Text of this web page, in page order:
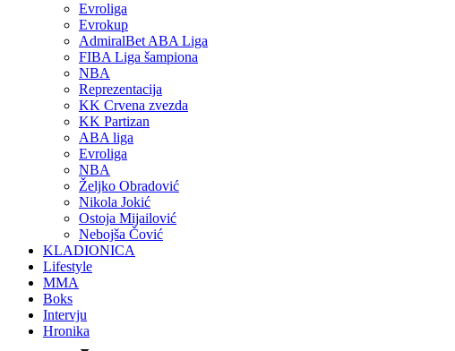
Evroliga
Evrokup
AdmiralBet ABA Liga
FIBA Liga šampiona
NBA
Reprezentacija
KK Crvena zvezda
KK Partizan
ABA liga
Evroliga
NBA
Željko Obradović
Nikola Jokić
Ostoja Mijailović
Nebojša Čović
KLADIONICA
Lifestyle
MMA
Boks
Intervju
Hronika